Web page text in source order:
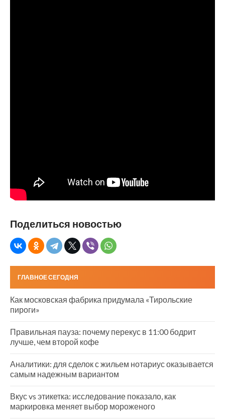
Поделиться новостью
ГЛАВНОЕ СЕГОДНЯ
Как московская фабрика придумала «Тирольские
пироги»
Правильная пауза: почему перекус в 11:00 бодрит
лучше, чем второй кофе
Аналитики: для сделок с жильем нотариус оказывается
самым надежным вариантом
Вкус vs этикетка: исследование показало, как
маркировка меняет выбор мороженого